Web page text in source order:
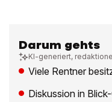
Darum gehts
KI-generiert,
Viele Rentner
Diskussion in